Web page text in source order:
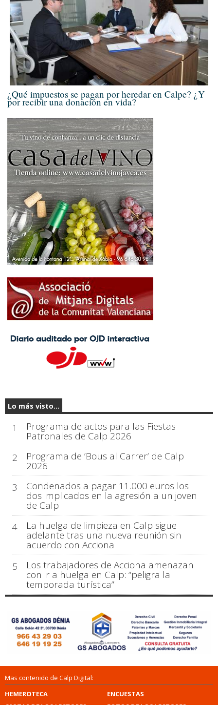
¿Qué impuestos se pagan por heredar en Calpe? ¿Y
por recibir una donación en vida?
Lo más visto...
1 Programa de actos para las Fiestas
Patronales de Calp 2026
2
Programa de ‘Bous al Carrer’ de Calp
2026
3
Condenados a pagar 11.000 euros los
dos implicados en la agresión a un joven
de Calp
4
La huelga de limpieza en Calp sigue
adelante tras una nueva reunión sin
acuerdo con Acciona
5
Los trabajadores de Acciona amenazan
con ir a huelga en Calp: “peligra la
temporada turística”
Mas contenido de Calp Digital:
HEMEROTECA
ENCUESTAS